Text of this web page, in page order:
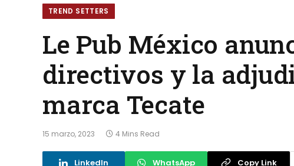
TREND SETTERS
Le Pub México
directivos y la
marca Tecate
15 marzo, 2023 4 Mins Read
LinkedIn WhatsApp Copy Link